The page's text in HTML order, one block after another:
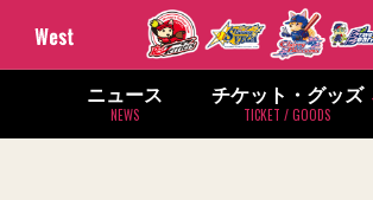
ニュース
NEWS
チケット・グッズ
TICKET / GOODS